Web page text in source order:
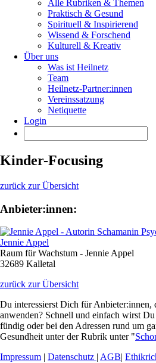
Alle Rubriken & Themen
Praktisch & Gesund
Spirituell & Inspirierend
Wissend & Forschend
Kulturell & Kreativ
Über uns
Was ist Heilnetz
Team
Heilnetz-Partner:innen
Vereinssatzung
Netiquette
Login
Kinder-Focusing
zurück zur Übersicht
Anbieter:innen:
Jennie Appel
Raum für Wachstum - Jennie Appel
32689 Kalletal
zurück zur Übersicht
Du interessierst Dich für Anbieter:innen,
anwenden? Schnell und einfach wirst
fündig oder bei den Adressen rund um
Gesundheit unter der Rubrik unter "
Impressum
Datenschutz AGB